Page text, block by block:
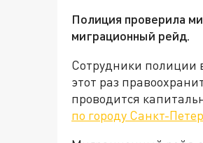
Полиция проверила
миграционный рейд.
Сотрудники полиции
этот раз
проводится
по городу Санкт-